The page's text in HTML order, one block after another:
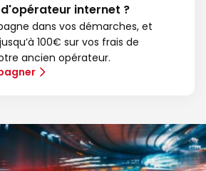
internet ?
dans vos démarches, et
100€ sur vos frais de
ancien opérateur.